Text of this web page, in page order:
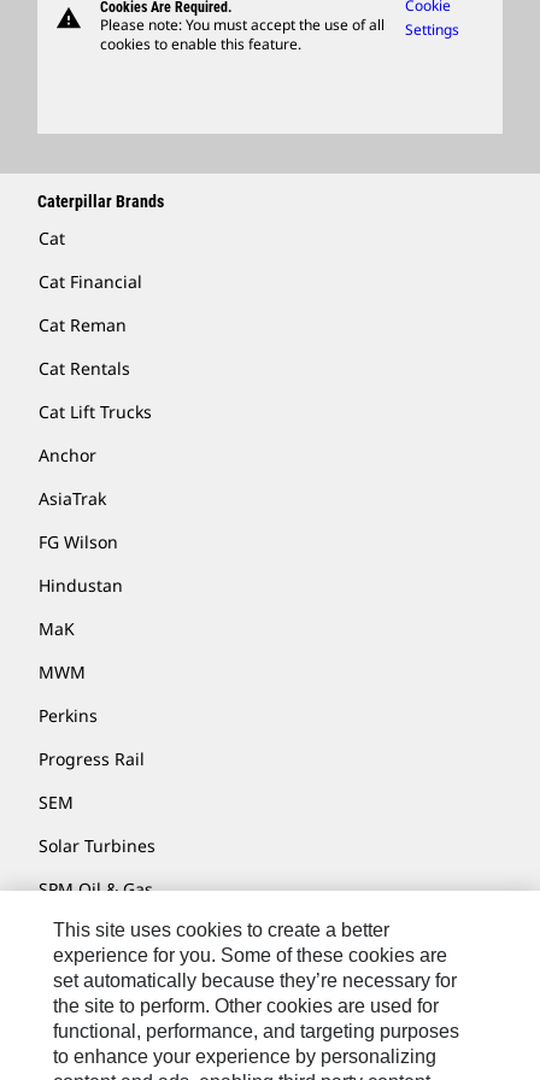
Caterpillar Ventures
Licensing
Merchandise
warning
Cookies Are Required.
Please note: You must accept the use of all
cookies to enable this feature.
Cookie
Settings
Caterpillar Brands
Cat
Cat Financial
Cat Reman
Cat Rentals
Cat Lift Trucks
Anchor
AsiaTrak
FG Wilson
Hindustan
MaK
MWM
Perkins
Progress Rail
SEM
Solar Turbines
SPM Oil & Gas
Turner Powertrain Systems
Contact
Site Map
This site uses cookies to create a better
experience for you. Some of these cookies are
set automatically because they’re necessary for
the site to perform. Other cookies are used for
functional, performance, and targeting purposes
to enhance your experience by personalizing